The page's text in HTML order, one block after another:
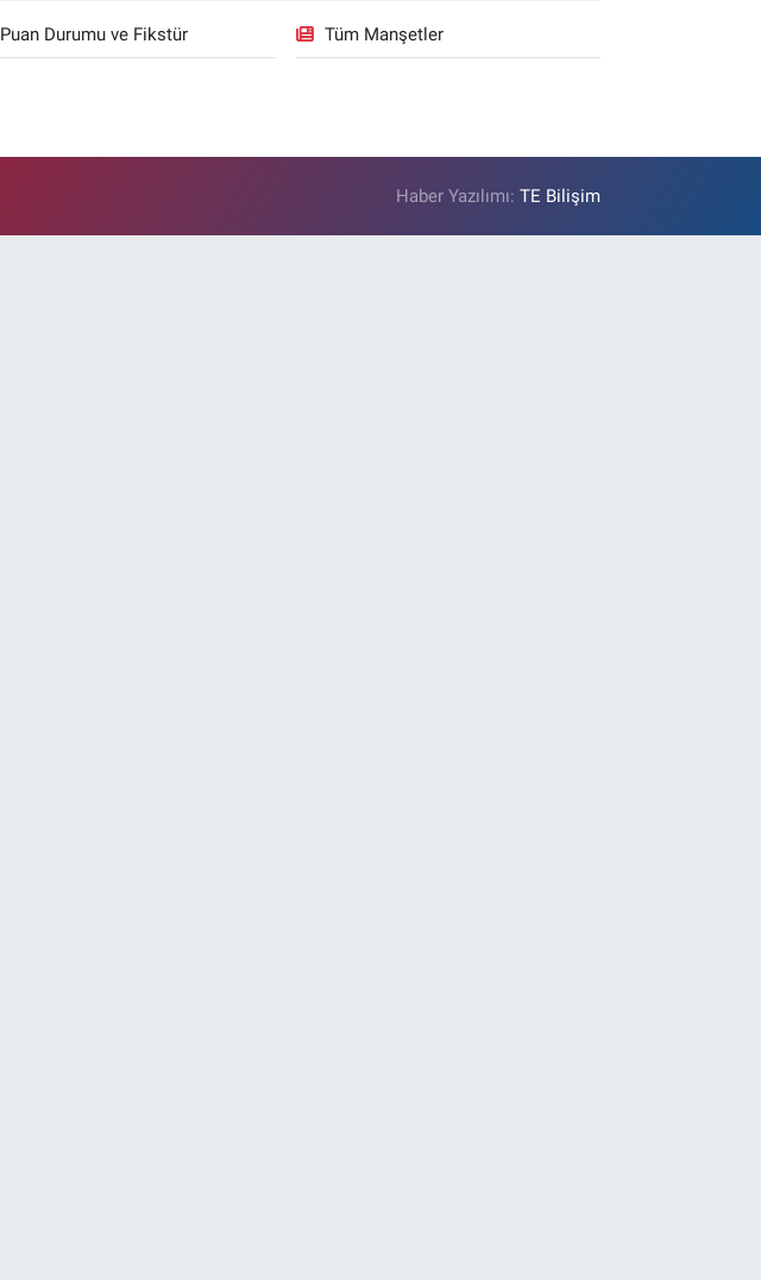
Puan Durumu ve Fikstür Tüm Manşetler
Haber Yazılımı:TE Bilişim